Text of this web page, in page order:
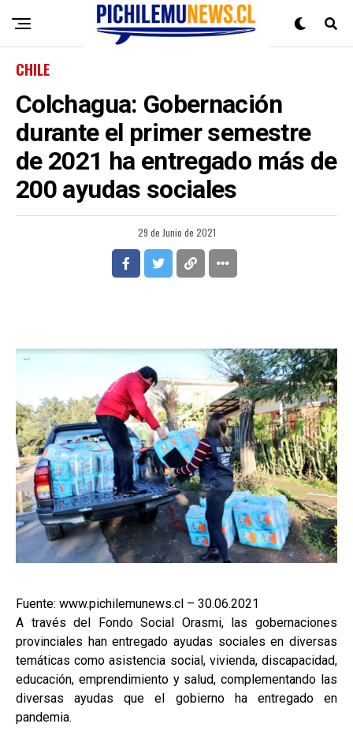
CHILE
Colchagua: Gobernación
durante el primer semestre
de 2021 ha entregado más de
200 ayudas sociales
29 de Junio de 2021
Fuente: www.pichilemunews.cl – 30.06.2021
A través del Fondo Social Orasmi, las gobernaciones
provinciales han entregado ayudas sociales en diversas
temáticas como asistencia social, vivienda, discapacidad,
educación, emprendimiento y salud, complementando las
diversas ayudas que el gobierno ha entregado en
pandemia.